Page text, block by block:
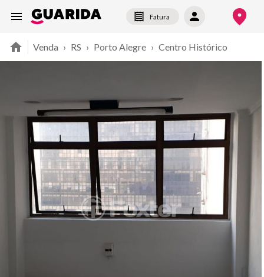
Fatura
Venda › RS › Porto Alegre › Centro Histórico